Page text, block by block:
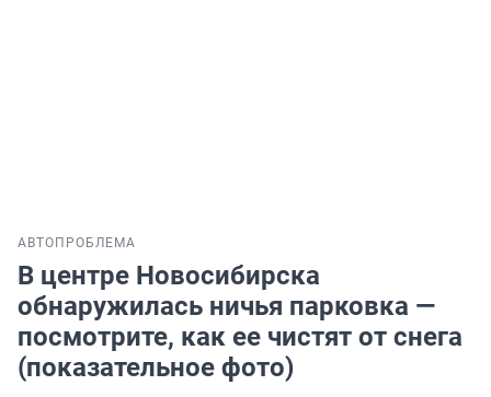
АВТО ПРОБЛЕМА
В центре Новосибирска
обнаружилась ничья парковка —
посмотрите, как ее чистят от снега
(показательное фото)